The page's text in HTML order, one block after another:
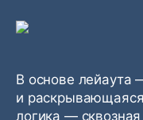
В основе лейаута
и
логика —